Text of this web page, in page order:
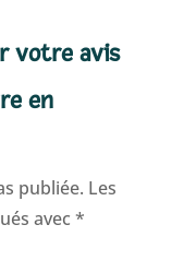
votre avis
en
publiée. Les
avec *